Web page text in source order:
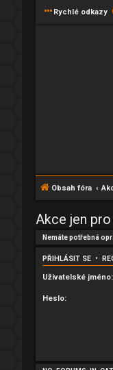
Rychlé odkazy
Obsah fóra
Akce jen
Nemáte potřebná
PŘIHLÁSIT SE •
Uživatelské jméno:
Heslo: